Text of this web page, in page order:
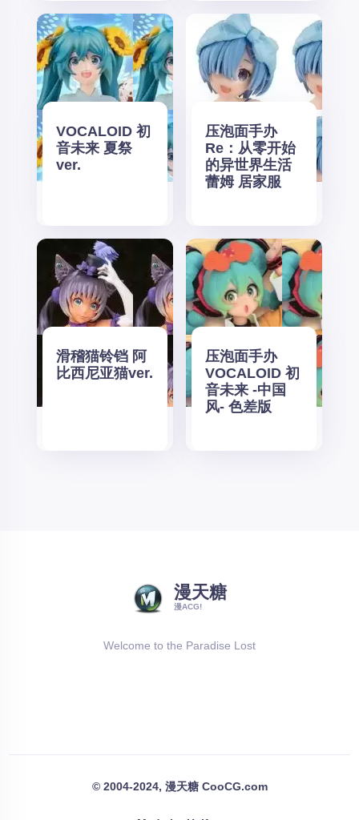
VOCALOID 初
音未来 夏祭
ver.
压泡面手办
Re：从零开始
的异世界生活
蕾姆 居家服
滑稽猫铃铛 阿
比西尼亚猫ver.
压泡面手办
VOCALOID 初
音未来 -中国
风- 色差版
漫天糖
漫ACG!
Welcome to the Paradise Lost
© 2004-2024, 漫天糖 CooCG.com